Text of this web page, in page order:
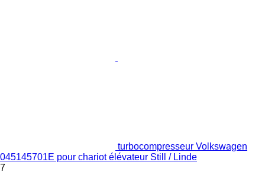
turbocompresseur Volkswagen
045145701E pour chariot élévateur Still / Linde
7